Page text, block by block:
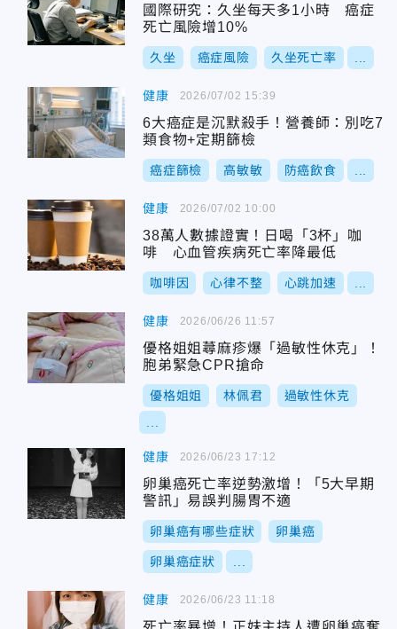
國際研究：久坐每天多1小時 癌症
死亡風險增10%
久坐 癌症風險 久坐死亡率
健康
6大癌症是沉默殺手！營養師：別吃7
類食物+定期篩檢
癌症篩檢 高敏敏 防癌飲食
2026/07/02 15:39
健康
38萬人數據證實！日喝「3杯」咖
啡 心血管疾病死亡率降最低
咖啡因 心律不整 心跳加速
2026/07/02 10:00
健康
優格姐姐蕁麻疹爆「過敏性休克」！
胞弟緊急CPR搶命
優格姐姐 林佩君 過敏性休克
2026/06/26 11:57
健康
卵巢癌死亡率逆勢激增！「5大早期
警訊」易誤判腸胃不適
卵巢癌有哪些症狀 卵巢癌
卵巢癌症狀
2026/06/23 17:12
健康 2026/06/23 11:18